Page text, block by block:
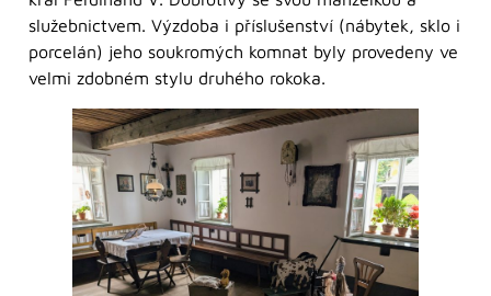
služebnictvem. Výzdoba i příslušenství (nábytek, sklo i
porcelán) jeho soukromých komnat byly provedeny ve
velmi zdobném stylu druhého rokoka.